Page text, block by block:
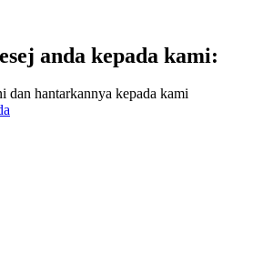
anda kepada kami:
dan hantarkannya kepada kami